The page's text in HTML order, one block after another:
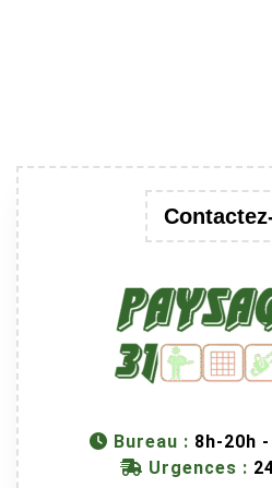
Bureau : 8h-20h
Urgences :